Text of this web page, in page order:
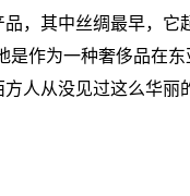
，其中丝绸最早，它
作为一种奢侈品在东
人从没见过这么华丽